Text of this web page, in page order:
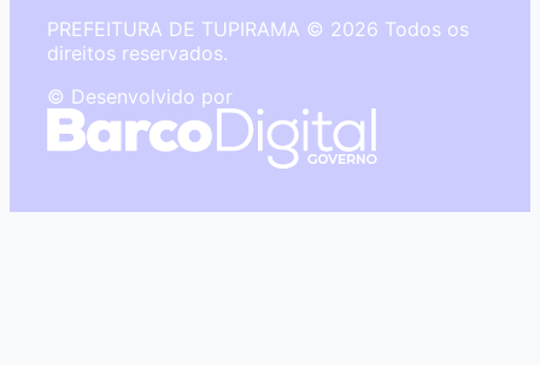
PREFEITURA DE TUPIRAMA © 2026 Todos os
direitos reservados.
© Desenvolvido por